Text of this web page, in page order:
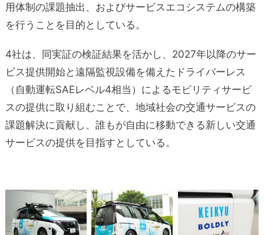
用体制の課題抽出、およびサービスエコシステムの構築
を行うことを目的としている。
4社は、同実証の検証結果を活かし、2027年以降のサー
ビス提供開始と遠隔監視設備を備えたドライバーレス
（自動運転SAEレベル4相当）によるモビリティサービ
スの提供に取り組むことで、地域社会の交通サービスの
課題解決に貢献し、誰もが自由に移動できる新しい交通
サービスの提供を目指すとしている。